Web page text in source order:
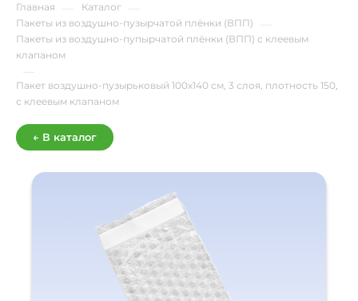
Главная Каталог
Пакеты из воздушно-пузырчатой плёнки (ВПП)
Пакеты из воздушно-пупырчатой плёнки (ВПП) с клеевым
клапаном
Пакет воздушно-пузырьковый 100х140 см, 3 слоя, плотность 150,
с клеевым клапаном
← В каталог